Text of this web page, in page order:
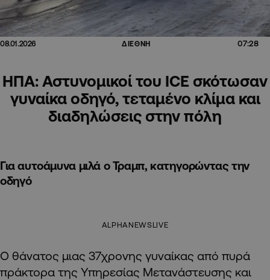
08.01.2026 ΔΙΕΘΝΗ 07:28
ΗΠΑ: Αστυνομικοί του ICE σκότωσαν
γυναίκα οδηγό, τεταμένο κλίμα και
διαδηλώσεις στην πόλη
Για αυτοάμυνα μιλά ο Τραμπ, κατηγορώντας την
οδηγό
ALPHANEWSLIVE
Ο θάνατος μιας 37χρονης γυναίκας από πυρά
πράκτορα της Υπηρεσίας Μετανάστευσης και